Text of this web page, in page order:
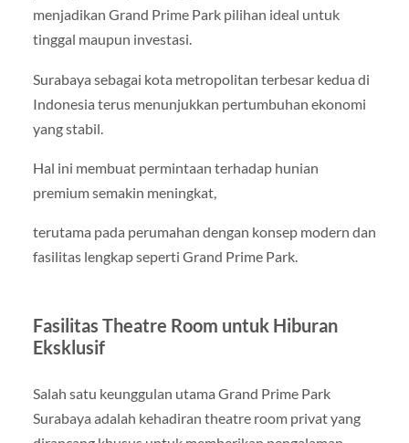
menjadikan Grand Prime Park pilihan ideal untuk
tinggal maupun investasi.
Surabaya sebagai kota metropolitan terbesar kedua di
Indonesia terus menunjukkan pertumbuhan ekonomi
yang stabil.
Hal ini membuat permintaan terhadap hunian
premium semakin meningkat,
terutama pada perumahan dengan konsep modern dan
fasilitas lengkap seperti Grand Prime Park.
Fasilitas Theatre Room untuk Hiburan
Eksklusif
Salah satu keunggulan utama Grand Prime Park
Surabaya adalah kehadiran theatre room privat yang